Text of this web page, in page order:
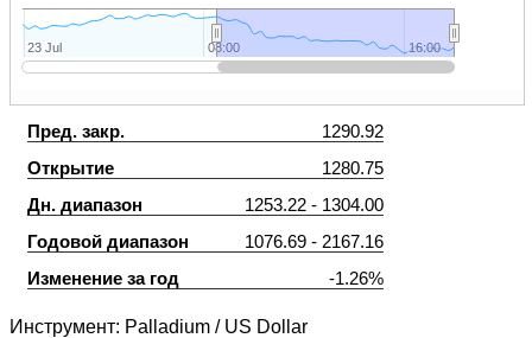
23 Jul
23 Jul 08:00
08:00 16:00
16:00
Пред. закр.
1290.92
Открытие
1280.75
Дн. диапазон
1253.22 - 1304.00
Годовой диапазон
1076.69 - 2167.16
Изменение за год
-1.26%
Инструмент: Palladium / US Dollar